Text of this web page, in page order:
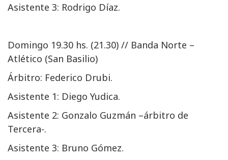
Asistente 3: Rodrigo Díaz.
Domingo 19.30 hs. (21.30) // Banda Norte –
Atlético (San Basilio)
Árbitro: Federico Drubi.
Asistente 1: Diego Yudica.
Asistente 2: Gonzalo Guzmán –árbitro de
Tercera-.
Asistente 3: Bruno Gómez.